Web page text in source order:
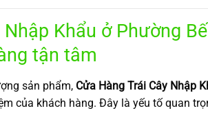
Khẩu ở Phường
tận tâm
sản phẩm, Cửa Hàng Trái Cây Nhập
của khách hàng. Đây là yếu tố quan